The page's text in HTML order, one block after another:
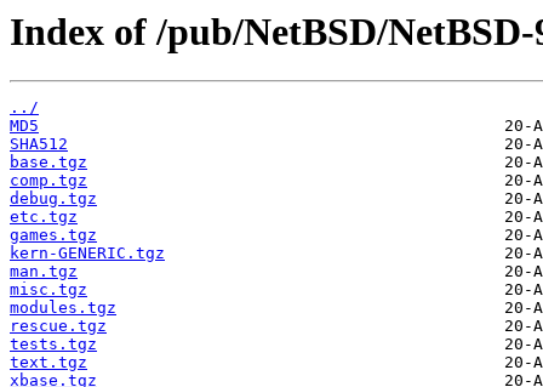
Index of /pub/NetBSD/
../
MD5
SHA512
base.tgz
comp.tgz
debug.tgz
etc.tgz
games.tgz
kern-GENERIC.tgz
man.tgz
misc.tgz
modules.tgz
rescue.tgz
tests.tgz
text.tgz
xbase.tgz